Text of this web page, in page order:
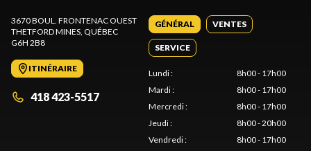
3670 BOUL. FRONTENAC OUEST
THETFORD MINES , QUÉBEC
G6H 2B8
ITINÉRAIRE
418 423-5517
GÉNÉRAL VENTES
SERVICE
Lundi:
8h00 - 17h00
Mardi:
8h00 - 17h00
Mercredi:
8h00 - 17h00
Jeudi:
8h00 - 20h00
Vendredi:
8h00 - 17h00